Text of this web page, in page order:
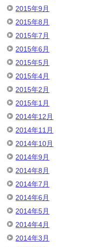
2015年9月
2015年8月
2015年7月
2015年6月
2015年5月
2015年4月
2015年2月
2015年1月
2014年12月
2014年11月
2014年10月
2014年9月
2014年8月
2014年7月
2014年6月
2014年5月
2014年4月
2014年3月